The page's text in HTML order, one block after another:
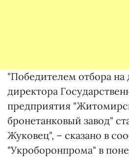
"Победителем отбора на
директора
предприятия
бронетанковый завод"
Жуковец", – сказано в
"Укроборонпрома" в